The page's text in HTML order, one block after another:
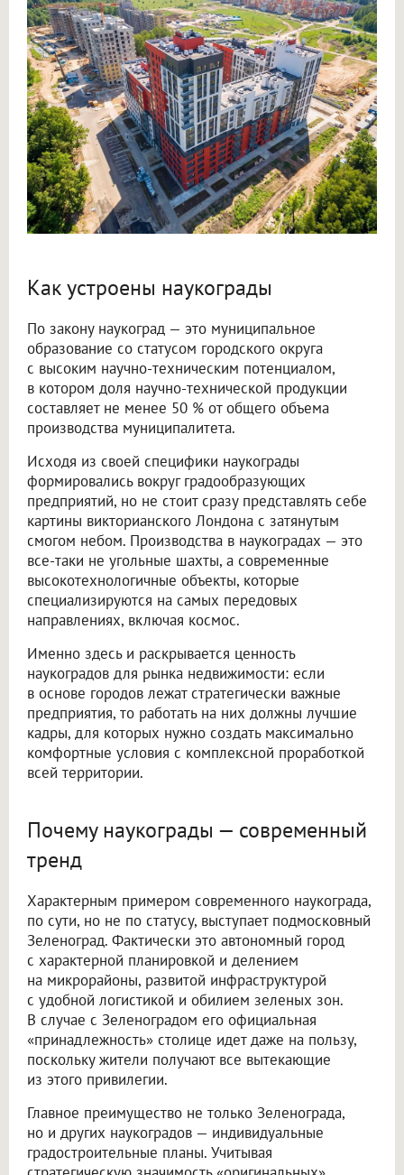
Как устроены наукограды
По закону наукоград — это муниципальное
образование со статусом городского округа
с высоким научно-техническим потенциалом,
в котором доля научно-технической продукции
составляет не менее 50 % от общего объема
производства муниципалитета.
Исходя из своей специфики наукограды
формировались вокруг градообразующих
предприятий, но не стоит сразу представлять себе
картины викторианского Лондона с затянутым
смогом небом. Производства в наукоградах — это
все-таки не угольные шахты, а современные
высокотехнологичные объекты, которые
специализируются на самых передовых
направлениях, включая космос.
Именно здесь и раскрывается ценность
наукоградов для рынка недвижимости: если
в основе городов лежат стратегически важные
предприятия, то работать на них должны лучшие
кадры, для которых нужно создать максимально
комфортные условия с комплексной проработкой
всей территории.
Почему наукограды — современный
тренд
Характерным примером современного наукограда,
по сути, но не по статусу, выступает подмосковный
Зеленоград. Фактически это автономный город
с характерной планировкой и делением
на микрорайоны, развитой инфраструктурой
с удобной логистикой и обилием зеленых зон.
В случае с Зеленоградом его официальная
«принадлежность» столице идет даже на пользу,
поскольку жители получают все вытекающие
из этого привилегии.
Главное преимущество не только Зеленограда,
но и других наукоградов — индивидуальные
градостроительные планы. Учитывая